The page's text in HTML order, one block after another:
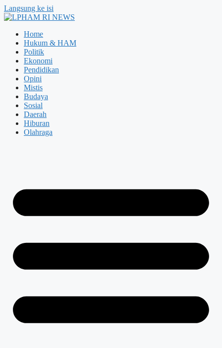
Langsung ke isi
Home
Hukum & HAM
Politik
Ekonomi
Pendidikan
Opini
Mistis
Budaya
Sosial
Daerah
Hiburan
Olahraga